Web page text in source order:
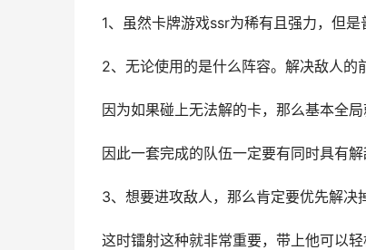
1、虽然卡牌游戏ssr为稀有且强力，但
2、无论使用的是什么阵容。解决敌人的
因为如果碰上无法解的卡，那么基本全
因此一套完成的队伍一定要有同时具有解
3、想要进攻敌人，那么肯定要优先解决
这时镭射这种就非常重要，带上他可以